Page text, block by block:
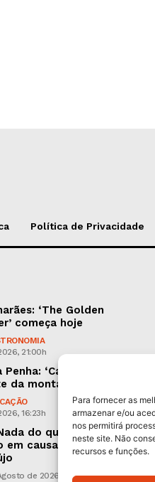
Para fornecer as
armazenar e/ou
nos permitirá
neste site. Não
recursos e funções.
Política de Privacidade
‘The Golden
começa hoje
21:00h
‘Captain Boy’
da montanha
16:23h
do que vinha de trás
causa”, garante
de 2026, 13:03h